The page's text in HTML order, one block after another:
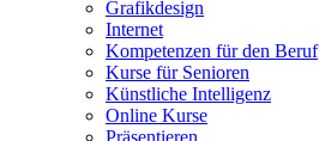
Grafikdesign
Internet
Kompetenzen für den Beruf
Kurse für Senioren
Künstliche Intelligenz
Online Kurse